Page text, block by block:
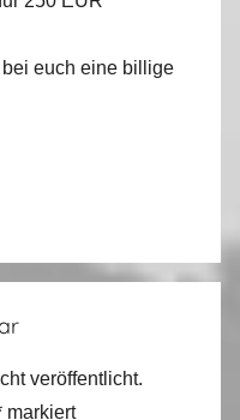
euch eine billige
veröffentlicht.
markiert